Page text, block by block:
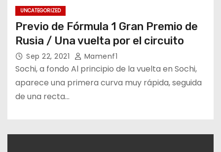
UNCATEGORIZED
Previo de Fórmula 1 Gran Premio de
Rusia / Una vuelta por el circuito
Sep 22, 2021 Mamenf1
Sochi, a fondo Al principio de la vuelta en Sochi,
aparece una primera curva muy rápida, seguida
de una recta…